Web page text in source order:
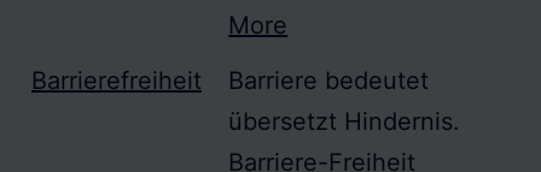
More
Barrierefreiheit
Barriere bedeutet
übersetzt Hindernis.
Barriere-Freiheit